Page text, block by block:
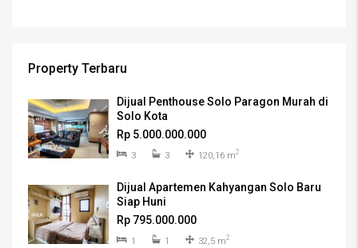
Property Terbaru
Dijual Penthouse Solo Paragon Murah di
Solo Kota
Rp 5.000.000.000
3 3 120,16 m2
Dijual Apartemen Kahyangan Solo Baru
Siap Huni
Rp 795.000.000
1 1 32,5 m2